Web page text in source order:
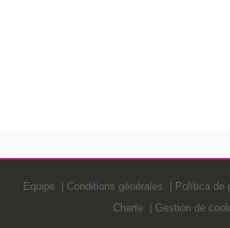
Equipe Conditions générales Política de
Charte
Gestión de